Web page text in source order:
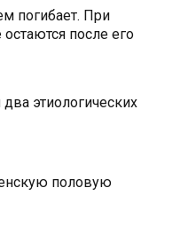
погибает. При
после его
этиологических
половую